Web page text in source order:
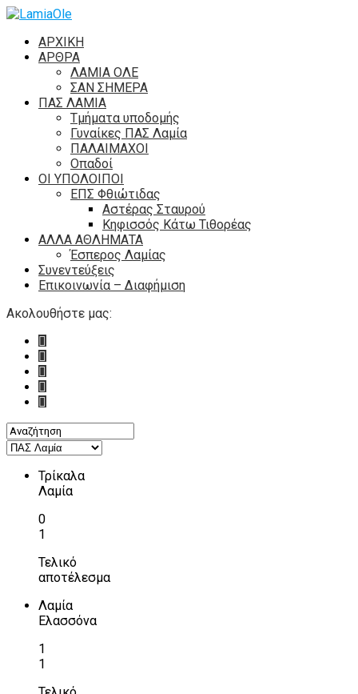
ΑΡΧΙΚΗ
ΑΡΘΡΑ
ΛΑΜΙΑ ΟΛΕ
ΣΑΝ ΣΗΜΕΡΑ
ΠΑΣ ΛΑΜΙΑ
Τμήματα υποδομής
Γυναίκες ΠΑΣ Λαμία
ΠΑΛΑΙΜΑΧΟΙ
Οπαδοί
ΟΙ ΥΠΟΛΟΙΠΟΙ
ΕΠΣ Φθιώτιδας
Αστέρας Σταυρού
Κηφισσός Κάτω Τιθορέας
ΑΛΛΑ ΑΘΛΗΜΑΤΑ
Έσπερος Λαμίας
Συνεντεύξεις
Επικοινωνία – Διαφήμιση
Ακολουθήστε μας:
Τρίκαλα
Λαμία
0
1
Τελικό
αποτέλεσμα
Λαμία
Ελασσόνα
1
1